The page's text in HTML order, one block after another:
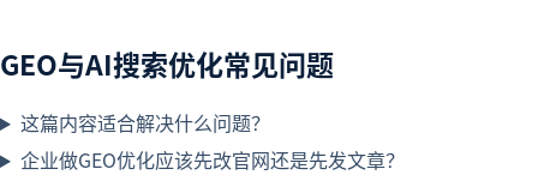
GEO与AI搜索优化常见问题
这篇内容适合解决什么问题？
企业做GEO优化应该先改官网还是先发文章？